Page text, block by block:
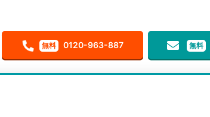
無料 0120-963-887 無料